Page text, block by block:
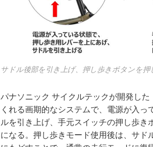
サドル後部を引き上げ、押し歩きボタンを押
パナソニック サイクルテックが開発し
くれる画期的なシステムで、電源が入
ルを引き上げ、手元スイッチの押し歩き
になる。押し歩きモード使用後は、サ